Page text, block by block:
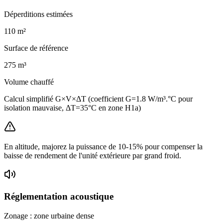
Déperditions estimées
110 m²
Surface de référence
275 m³
Volume chauffé
Calcul simplifié G×V×ΔT (coefficient G=1.8 W/m³.°C pour
isolation mauvaise, ΔT=35°C en zone H1a)
En altitude, majorez la puissance de 10-15% pour compenser la
baisse de rendement de l'unité extérieure par grand froid.
Réglementation acoustique
Zonage : zone urbaine dense